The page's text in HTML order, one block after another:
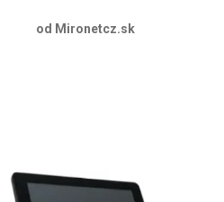
od Mironetcz.sk